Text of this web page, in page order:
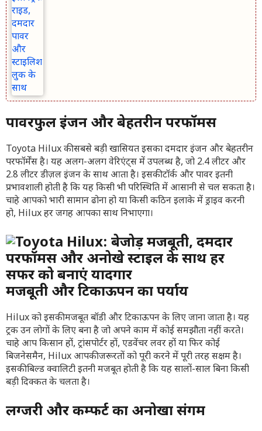
पावरफुल इंजन और बेहतरीन परफॉर्मेंस
Toyota Hilux की सबसे बड़ी खासियत इसका दमदार इंजन और बेहतरीन
परफॉर्मेंस है। यह अलग-अलग वेरिएंट्स में उपलब्ध है, जो 2.4 लीटर और
2.8 लीटर डीज़ल इंजन के साथ आता है। इसकी टॉर्क और पावर इतनी
प्रभावशाली होती है कि यह किसी भी परिस्थिति में आसानी से चल सकता है।
चाहे आपको भारी सामान ढोना हो या किसी कठिन इलाके में ड्राइव करनी
हो, Hilux हर जगह आपका साथ निभाएगा।
मजबूती और टिकाऊपन का पर्याय
Hilux को इसकी मजबूत बॉडी और टिकाऊपन के लिए जाना जाता है। यह
ट्रक उन लोगों के लिए बना है जो अपने काम में कोई समझौता नहीं करते।
चाहे आप किसान हों, ट्रांसपोर्टर हों, एडवेंचर लवर हों या फिर कोई
बिजनेसमैन, Hilux आपकी जरूरतों को पूरी करने में पूरी तरह सक्षम है।
इसकी बिल्ड क्वालिटी इतनी मजबूत होती है कि यह सालों-साल बिना किसी
बड़ी दिक्कत के चलता है।
लग्जरी और कम्फर्ट का अनोखा संगम